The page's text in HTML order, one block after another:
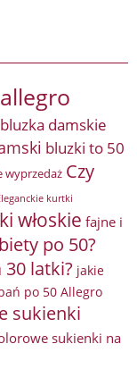
allegro
bluzka damskie
bluzki to 50
wyprzedaż Czy
kurtki
włoskie fajne i
po 50?
30 latki? jakie
po 50 Allegro
sukienki
sukienki na